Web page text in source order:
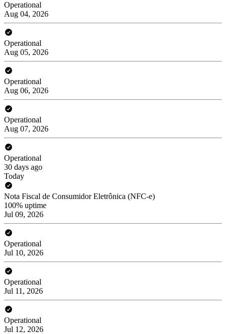
Operational
Aug 04, 2026
Operational
Aug 05, 2026
Operational
Aug 06, 2026
Operational
Aug 07, 2026
Operational
30 days ago
Today
Nota Fiscal de Consumidor Eletrônica (NFC-e)
100% uptime
Jul 09, 2026
Operational
Jul 10, 2026
Operational
Jul 11, 2026
Operational
Jul 12, 2026